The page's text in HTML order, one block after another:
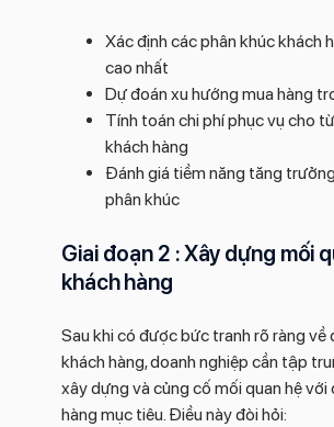
Xác định các phân khúc khách
cao nhất
Dự đoán xu hướng mua hàng
Tính toán chi phí phục vụ cho
khách hàng
Đánh giá tiềm năng tăng
phân khúc
Giai đoạn 2 : Xây dựng mối
khách hàng
Sau khi có được bức tranh rõ ràng về
khách hàng, doanh nghiệp cần tập
xây dựng và củng cố mối quan hệ với
hàng mục tiêu. Điều này đòi hỏi: